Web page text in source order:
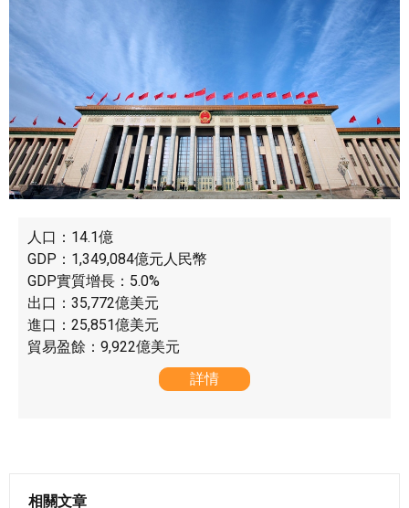
人口：14.1億
GDP：1,349,084億元人民幣
GDP實質增長：5.0%
出口：35,772億美元
進口：25,851億美元
貿易盈餘：9,922億美元
詳情
相關文章